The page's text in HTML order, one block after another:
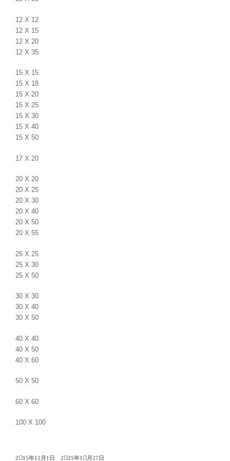
12 X 12
12 X 15
12 X 20
12 X 35
15 X 15
15 X 18
15 X 20
15 X 25
15 X 30
15 X 40
15 X 50
17 X 20
20 X 20
20 X 25
20 X 30
20 X 40
20 X 50
20 X 55
25 X 25
25 X 30
25 X 50
30 X 30
30 X 40
30 X 50
40 X 40
40 X 50
40 X 60
50 X 50
60 X 60
100 X 100
投
2015年12月1日 2025年10月27日